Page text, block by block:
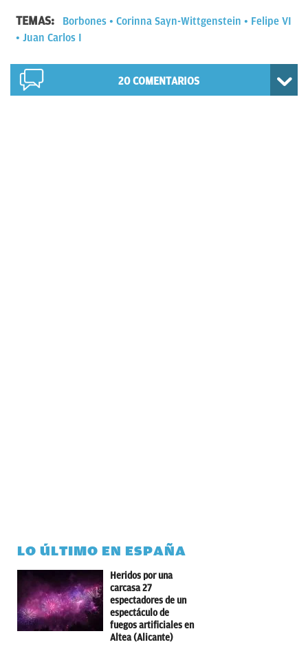
TEMAS: Borbones Corinna Sayn-Wittgenstein
Felipe VI
Juan Carlos I
20COMENTARIOS
LO ÚLTIMO EN ESPAÑA
Heridos por una
carcasa 27
espectadores de un
espectáculo de
fuegos artificiales en
Altea (Alicante)